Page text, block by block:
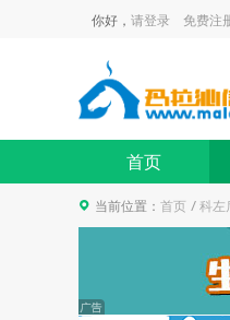
你好， 请登录 免费注
首页
当前位置： 首页 科左
带你
0人已